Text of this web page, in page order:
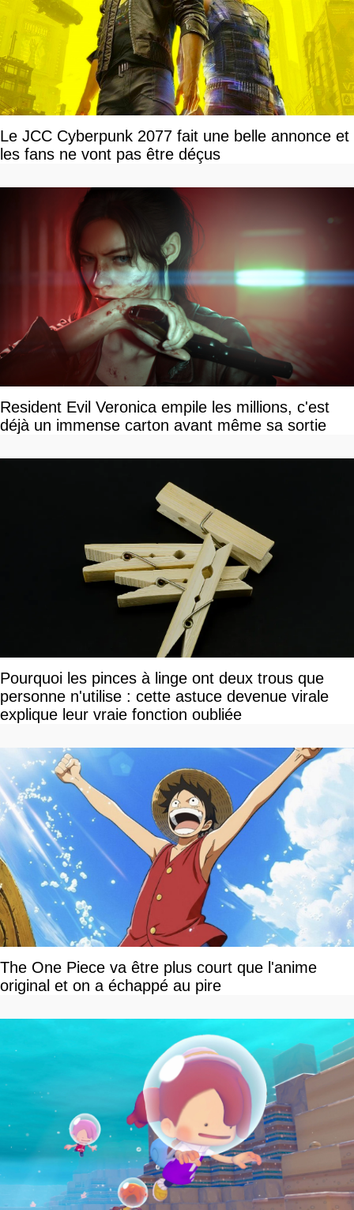
Le JCC Cyberpunk 2077 fait une belle annonce et
les fans ne vont pas être déçus
Resident Evil Veronica empile les millions, c'est
déjà un immense carton avant même sa sortie
Pourquoi les pinces à linge ont deux trous que
personne n'utilise : cette astuce devenue virale
explique leur vraie fonction oubliée
The One Piece va être plus court que l'anime
original et on a échappé au pire